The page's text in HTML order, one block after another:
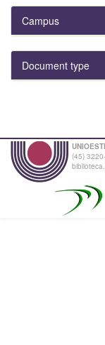
Campus
Document type
(45)